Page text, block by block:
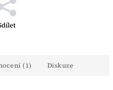
(1) Diskuze